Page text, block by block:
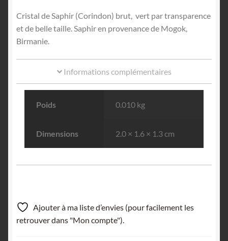
Cristal de Saphir (Corindon) brut, vert par transparence
et de belle taille. Saphir en provenance de Mogok,
Birmanie.
Informations complémentaires
Poids 0.010 kg
Dimensions 2.0 × 1.6 × 1.3 cm
Ajouter à ma liste d’envies (pour facilement les
retrouver dans "Mon compte").